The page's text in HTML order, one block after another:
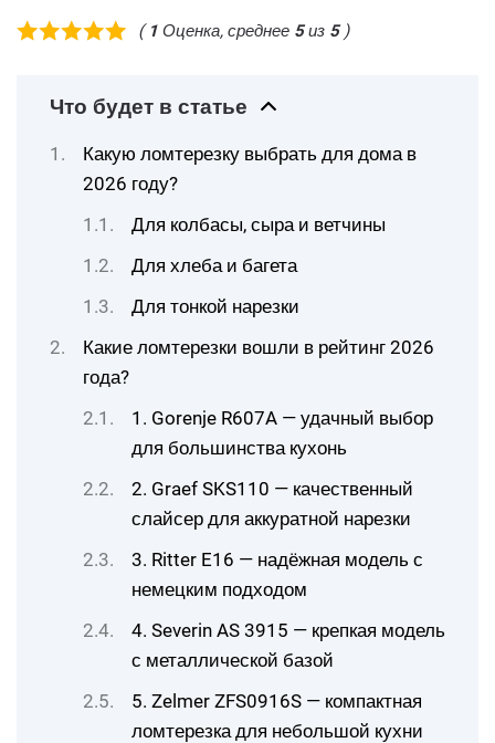
( 1 Оценка, среднее 5из 5)
Что будет в статье
Какую ломтерезку выбрать для дома в
2026 году?
Для колбасы, сыра и ветчины
Для хлеба и багета
Для тонкой нарезки
Какие ломтерезки вошли в рейтинг 2026
года?
1. Gorenje R607A — удачный выбор
для большинства кухонь
2. Graef SKS110 — качественный
слайсер для аккуратной нарезки
3. Ritter E16 — надёжная модель с
немецким подходом
4. Severin AS 3915 — крепкая модель
с металлической базой
5. Zelmer ZFS0916S — компактная
ломтерезка для небольшой кухни